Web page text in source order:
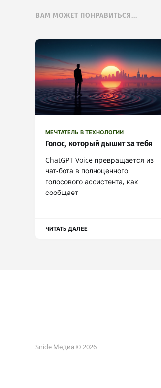
ВАМ МОЖЕТ ПОНРАВИТЬСЯ...
МЕЧТАТЕЛЬ В ТЕХНОЛОГИИ
Голос, который дышит за тебя
ChatGPT Voice превращается из
чат-бота в полноценного
голосового ассистента, как
сообщает
ЧИТАТЬ ДАЛЕЕ
Snide Медиа © 2026